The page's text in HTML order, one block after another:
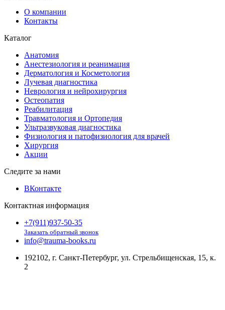
О компании
Контакты
Каталог
Анатомия
Анестезиология и реанимация
Дерматология и Косметология
Лучевая диагностика
Неврология и нейрохирургия
Остеопатия
Реабилитация
Травматология и Ортопедия
Ультразвуковая диагностика
Физиология и патофизиология для врачей
Хирургия
Акции
Следите за нами
ВКонтакте
Контактная информация
+7(911)937-50-35
Заказать обратный звонок
info@trauma-books.ru
192102, г. Санкт-Петербург, ул. Стрельбищенская, 15, к.
2